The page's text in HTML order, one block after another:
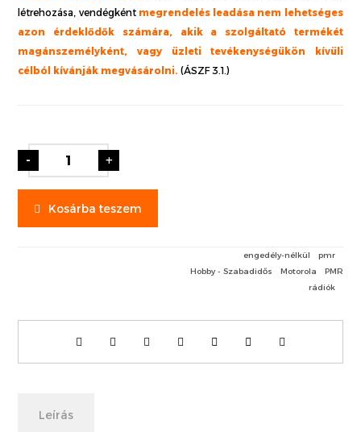
létrehozása, vendégként megrendelés leadása nem lehetséges
azon érdeklődők számára, akik a szolgáltató termékét
magánszemélyként, vagy üzleti tevékenységükön kívüli
célból kívánják megvásárolni.(ÁSZF 3.1.)
- +
Kosárba teszem
engedély-nélkül
pmr
Hobby - Szabadidős
Motorola
PMR
rádiók
Leírás